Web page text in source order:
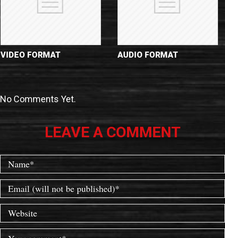
VIDEO FORMAT AUDIO FORMAT
No Comments Yet.
LEAVE A COMMENT